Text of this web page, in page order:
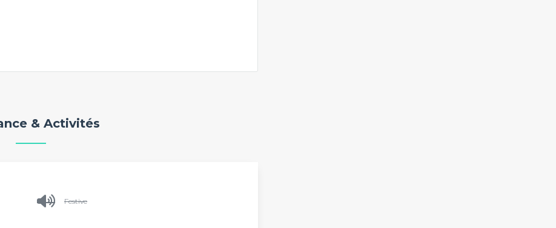
& Activités
Festive